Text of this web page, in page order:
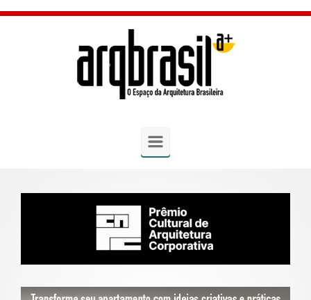
Skip to main content